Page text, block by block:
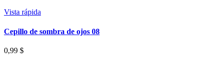
Vista rápida
Cepillo de sombra de ojos 08
0,99 $